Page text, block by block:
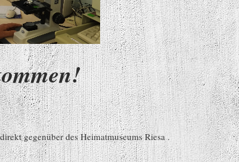
gegenüber des Heimatmuseums Riesa .